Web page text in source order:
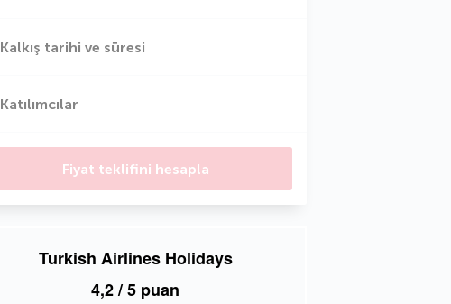
Kalkış tarihi ve süresi
Katılımcılar
Fiyat teklifini hesapla
Turkish Airlines Holidays
4,2/ 5 puan